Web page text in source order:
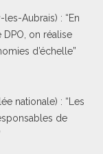
Aubrais) : “En
on réalise
d’échelle”
nationale) : “Les
de